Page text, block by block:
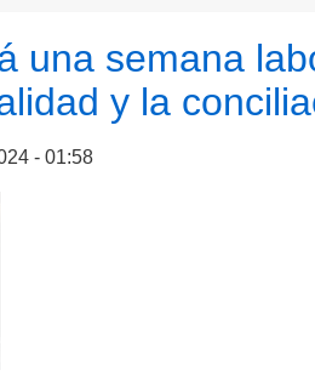
una semana
y la
- 01:58